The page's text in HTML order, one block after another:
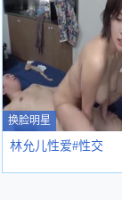
换脸明星
林允儿性爱#性交